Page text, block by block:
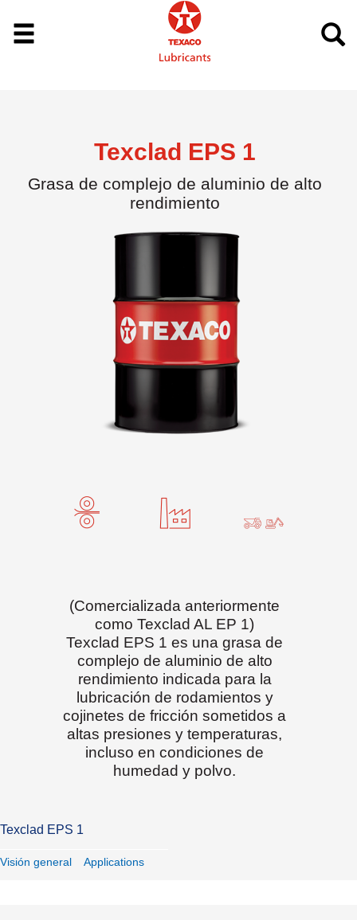
Texclad EPS 1
Grasa de complejo de aluminio de alto
rendimiento
(Comercializada anteriormente
como Texclad AL EP 1)
Texclad EPS 1 es una grasa de
complejo de aluminio de alto
rendimiento indicada para la
lubricación de rodamientos y
cojinetes de fricción sometidos a
altas presiones y temperaturas,
incluso en condiciones de
humedad y polvo.
Texclad EPS 1
Visión general Applications